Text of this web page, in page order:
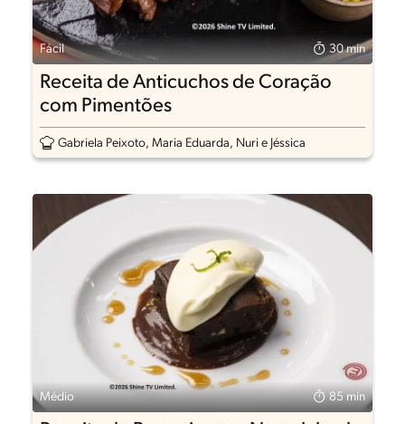
Fácil 30 min
Receita de Anticuchos de Coração
com Pimentões
Gabriela Peixoto, Maria Eduarda, Nuri e Jéssica
Médio 85 min